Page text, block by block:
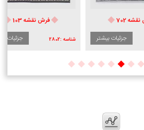
بیشتر
فرش نقشه 103
شناسه : جزئیات بیشتر